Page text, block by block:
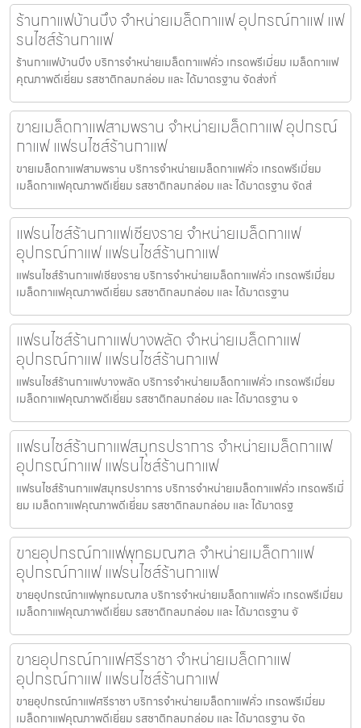
ร้านกาแฟบ้านบึง จำหน่ายเมล็ดกาแฟ อุปกรณ์กาแฟ แฟ
รนไชส์ร้านกาแฟ
ร้านกาแฟบ้านบึง บริการจำหน่ายเมล็ดกาแฟคั่ว เกรดพรีเมี่ยม เมล็ดกาแฟ
คุณภาพดีเยี่ยม รสชาติกลมกล่อม และ ได้มาตรฐาน จัดส่งทั่
ขายเมล็ดกาแฟสามพราน จำหน่ายเมล็ดกาแฟ อุปกรณ์
กาแฟ แฟรนไชส์ร้านกาแฟ
ขายเมล็ดกาแฟสามพราน บริการจำหน่ายเมล็ดกาแฟคั่ว เกรดพรีเมี่ยม
เมล็ดกาแฟคุณภาพดีเยี่ยม รสชาติกลมกล่อม และ ได้มาตรฐาน จัดส่
แฟรนไชส์ร้านกาแฟเชียงราย จำหน่ายเมล็ดกาแฟ
อุปกรณ์กาแฟ แฟรนไชส์ร้านกาแฟ
แฟรนไชส์ร้านกาแฟเชียงราย บริการจำหน่ายเมล็ดกาแฟคั่ว เกรดพรีเมี่ยม
เมล็ดกาแฟคุณภาพดีเยี่ยม รสชาติกลมกล่อม และ ได้มาตรฐาน
แฟรนไชส์ร้านกาแฟบางพลัด จำหน่ายเมล็ดกาแฟ
อุปกรณ์กาแฟ แฟรนไชส์ร้านกาแฟ
แฟรนไชส์ร้านกาแฟบางพลัด บริการจำหน่ายเมล็ดกาแฟคั่ว เกรดพรีเมี่ยม
เมล็ดกาแฟคุณภาพดีเยี่ยม รสชาติกลมกล่อม และ ได้มาตรฐาน จ
แฟรนไชส์ร้านกาแฟสมุทรปราการ จำหน่ายเมล็ดกาแฟ
อุปกรณ์กาแฟ แฟรนไชส์ร้านกาแฟ
แฟรนไชส์ร้านกาแฟสมุทรปราการ บริการจำหน่ายเมล็ดกาแฟคั่ว เกรดพรีเมี่
ยม เมล็ดกาแฟคุณภาพดีเยี่ยม รสชาติกลมกล่อม และ ได้มาตรฐ
ขายอุปกรณ์กาแฟพุทธมณฑล จำหน่ายเมล็ดกาแฟ
อุปกรณ์กาแฟ แฟรนไชส์ร้านกาแฟ
ขายอุปกรณ์กาแฟพุทธมณฑล บริการจำหน่ายเมล็ดกาแฟคั่ว เกรดพรีเมี่ยม
เมล็ดกาแฟคุณภาพดีเยี่ยม รสชาติกลมกล่อม และ ได้มาตรฐาน จั
ขายอุปกรณ์กาแฟศรีราชา จำหน่ายเมล็ดกาแฟ
อุปกรณ์กาแฟ แฟรนไชส์ร้านกาแฟ
ขายอุปกรณ์กาแฟศรีราชา บริการจำหน่ายเมล็ดกาแฟคั่ว เกรดพรีเมี่ยม
เมล็ดกาแฟคุณภาพดีเยี่ยม รสชาติกลมกล่อม และ ได้มาตรฐาน จัด